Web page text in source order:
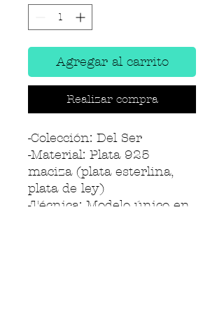
Agregar al carrito
Realizar compra
-Colección: Del Ser
-Material: Plata 925
maciza (plata esterlina,
plata de ley)
-Técnica: Modelo único en